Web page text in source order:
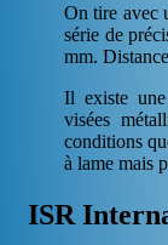
On tire avec
série de
mm.
Il existe
visées
conditions
à lame mais
ISR